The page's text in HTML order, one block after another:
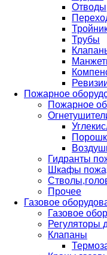
Отводы
Трубы
Пожарное
Пожарное
Гидранты
Шкафы
Прочее
Газовое
Газовое
Регуляторы
Клапаны